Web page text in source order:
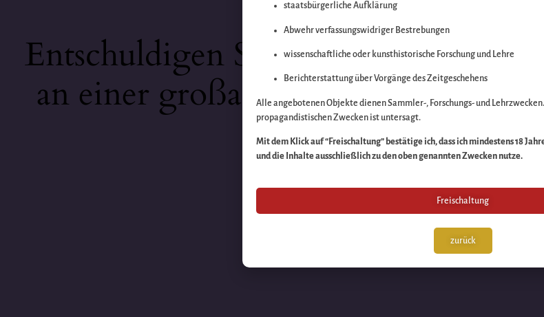
Entschuldigen Sie bitte die
an einer großartigen Sache –
staatsbürgerliche Aufklärung
Abwehr verfassungswidriger Bestrebungen
wissenschaftliche oder kunsthistorische Forschung und Lehre
Berichterstattung über Vorgänge des Zeitgeschehens
Alle angebotenen Objekte dienen Sammler-, Forschungs- und
propagandistischen Zwecken ist untersagt.
Mit dem Klick auf “Freischaltung” bestätige ich, dass ich mindestens 18
und die Inhalte ausschließlich zu den oben genannten Zwecken nutze.
Freischaltung
zurück